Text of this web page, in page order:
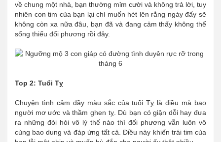
về chung một nhà, bạn thường mỉm cười và không trả lời, tuy
nhiên con tim của bạn lại chỉ muốn hét lên rằng ngày đấy sẽ
không còn xa nữa đâu, bạn đã và đang cảm thấy không thể
sống thiếu đối phương rồi đây.
Top 2: Tuổi Tỵ
Chuyện tình cảm đầy màu sắc của tuổi Tỵ là điều mà bao
người mơ ước và thầm ghen tỵ. Dù bạn có giận dỗi hay đưa
ra những đòi hỏi vô lý thế nào thì đối phương vẫn luôn vô
cùng bao dung và đáp ứng tất cả. Điều này khiến trái tim của